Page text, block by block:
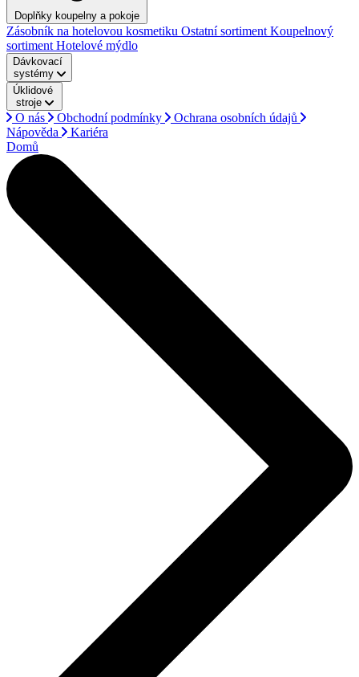
Doplňky koupelny a pokoje
Zásobník na hotelovou kosmetiku Ostatní sortiment Koupelnový
sortiment Hotelové mýdlo
Dávkovací
systémy
Úklidové
stroje
O nás Obchodní podmínky
Ochrana osobních údajů
Nápověda
Kariéra
Domů